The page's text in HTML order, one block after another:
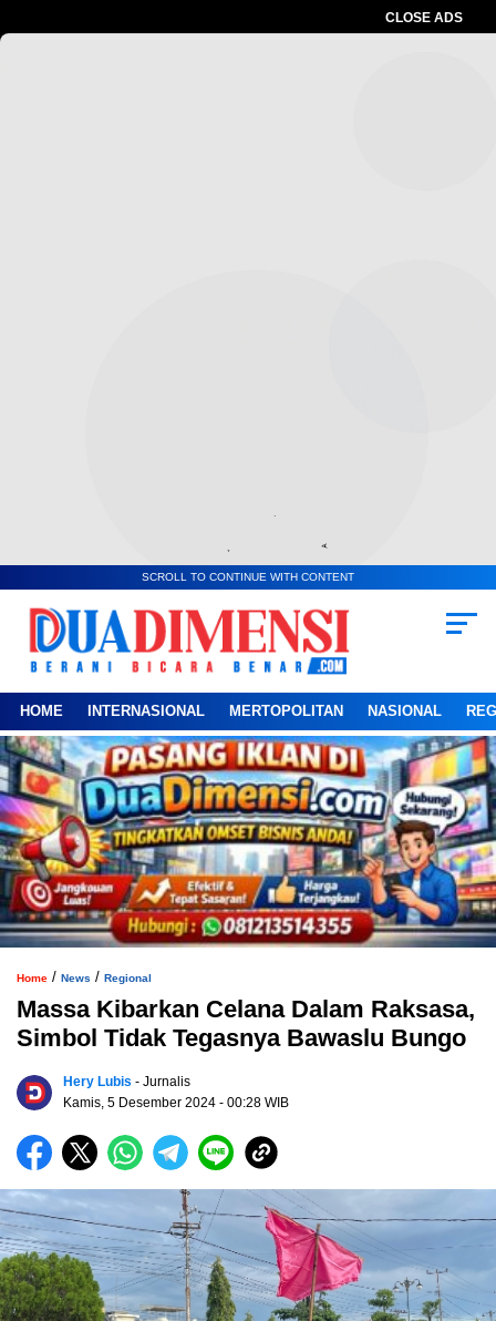
CLOSE ADS
SCROLL TO CONTINUE WITH CONTENT
HOME INTERNASIONAL MERTOPOLITAN NASIONAL
Home / News / Regional
Massa Kibarkan Celana Dalam Raksasa,
Simbol Tidak Tegasnya Bawaslu Bungo
Hery Lubis - Jurnalis
Kamis, 5 Desember 2024 - 00:28 WIB